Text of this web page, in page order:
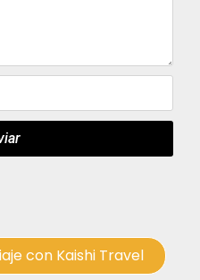
con Kaishi Travel